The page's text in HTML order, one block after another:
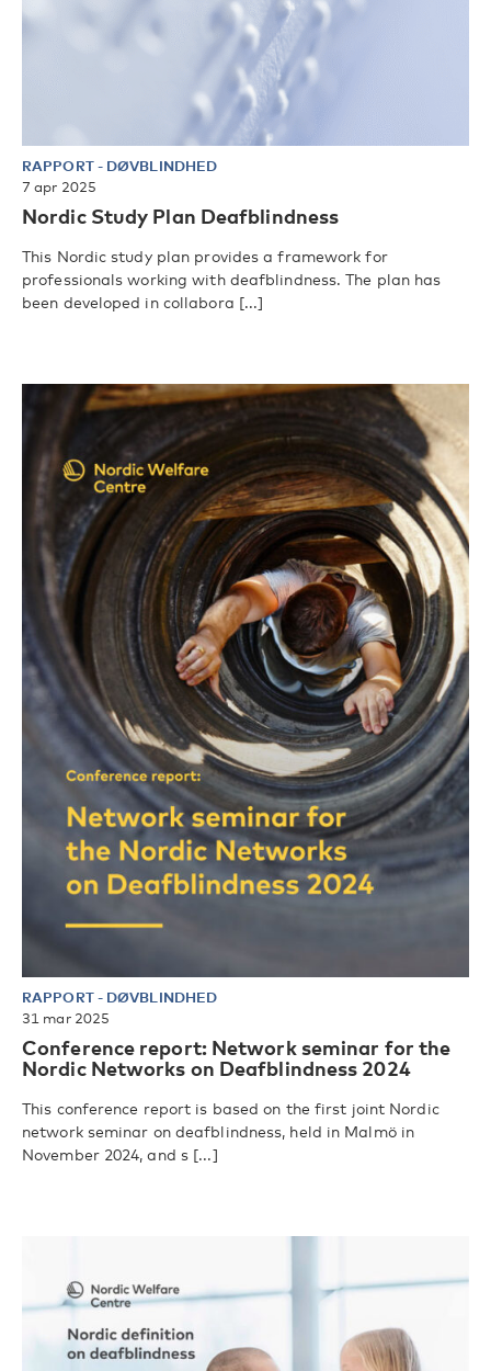
RAPPORT- DØVBLINDHED
7 apr 2025
Nordic Study Plan Deafblindness
This Nordic study plan provides a framework for
professionals working with deafblindness. The plan has
been developed in collabora [...]
RAPPORT- DØVBLINDHED
31 mar 2025
Conference report: Network seminar for the
Nordic Networks on Deafblindness 2024
This conference report is based on the first joint Nordic
network seminar on deafblindness, held in Malmö in
November 2024, and s [...]